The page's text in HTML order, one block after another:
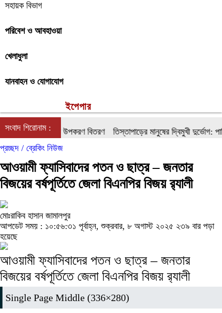
সহায়ক বিভাগ
পরিবেশ ও আবহাওয়া
খেলাধুলা
যানবাহন ও যোগাযোগ
ইপেপার
সংবাদ শিরোনাম :
চারা ও শিক্ষা উপকরণ বিতরণ
তিস্তাপাড়ের মানুষের দ্বিমুখী দুর্ভোগ: পানি
প্রচ্ছদ / ব্রেকিং নিউজ
আওয়ামী ফ্যাসিবাদের পতন ও ছাত্র – জনতার
বিজয়ের বর্ষপূর্তিতে জেলা বিএনপির বিজয় র‍্যালী
মোঃরাকিব হাসান জামালপুর
আপডেট সময় : ১০:৫৬:৩১ পূর্বাহ্ন, শুক্রবার, ৮ অগাস্ট ২০২৫ ২৩৯ বার পড়া
হয়েছে
আওয়ামী ফ্যাসিবাদের পতন ও ছাত্র – জনতার
বিজয়ের বর্ষপূর্তিতে জেলা বিএনপির বিজয় র‍্যালী
Single Page Middle (336×280)